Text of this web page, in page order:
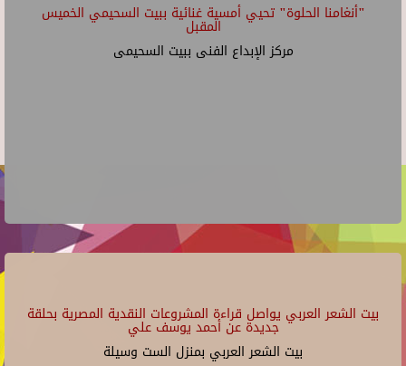
"أنغامنا الحلوة" تحيي أمسية غنائية ببيت السحيمي الخميس
المقبل
مركز الإبداع الفنى ببيت السحيمى
بيت الشعر العربي يواصل قراءة المشروعات النقدية المصرية بحلقة
جديدة عن أحمد يوسف علي
بيت الشعر العربي بمنزل الست وسيلة